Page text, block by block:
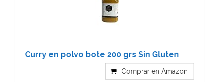
Curry en polvo bote 200 grs Sin Gluten
Comprar en Amazon